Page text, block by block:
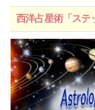
西洋占星術「ス